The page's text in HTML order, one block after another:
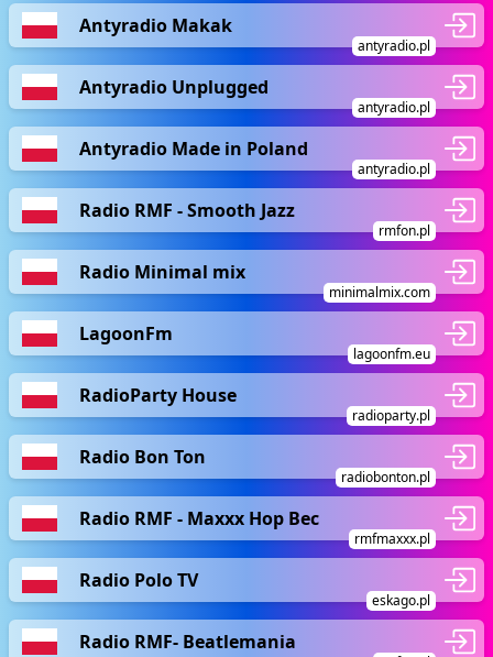
Antyradio Makak
antyradio.pl
Antyradio Unplugged
antyradio.pl
Antyradio Made in Poland
antyradio.pl
Radio RMF - Smooth Jazz
rmfon.pl
Radio Minimal mix
minimalmix.com
LagoonFm
lagoonfm.eu
RadioParty House
radioparty.pl
Radio Bon Ton
radiobonton.pl
Radio RMF - Maxxx Hop Bec
rmfmaxxx.pl
Radio Polo TV
eskago.pl
Radio RMF- Beatlemania